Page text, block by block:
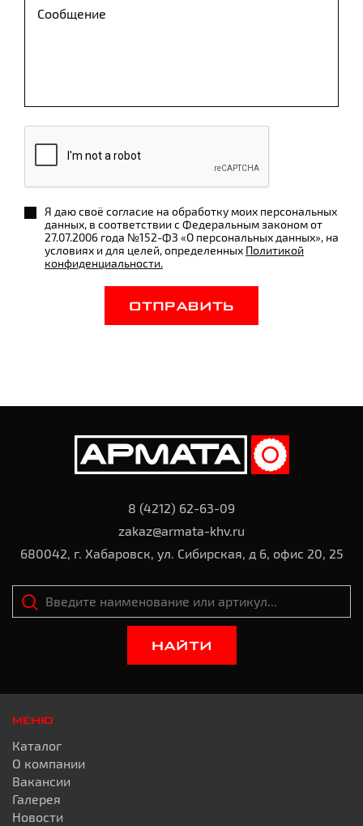
Я даю своё согласие на обработку моих персональных
данных, в соответствии с Федеральным законом от
27.07.2006 года №152-ФЗ «О персональных данных», на
условиях и для целей, определенных Политикой
конфиденциальности.
ОТПРАВИТЬ
8 (4212) 62-63-09
zakaz@armata-khv.ru
680042, г. Хабаровск, ул. Сибирская, д 6, офис 20, 25
НАЙТИ
МЕНЮ
Каталог
О компании
Вакансии
Галерея
Новости